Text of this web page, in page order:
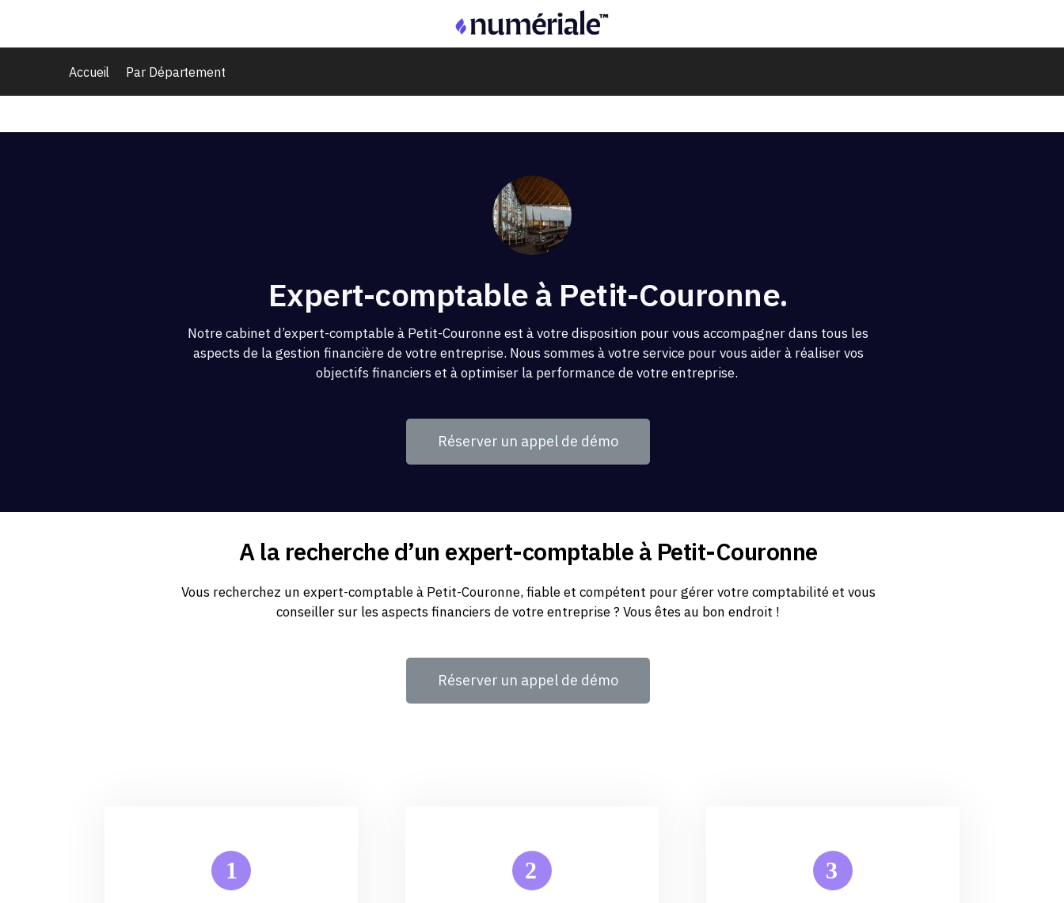
Accueil Par Département
Expert-comptable à Petit-Couronne.
Notre cabinet d’expert-comptable à Petit-Couronne est à votre disposition pour vous accompagner dans tous les
aspects de la gestion financière de votre entreprise. Nous sommes à votre service pour vous aider à réaliser vos
objectifs financiers et à optimiser la performance de votre entreprise.
Réserver un appel de démo
A la recherche d’un expert-comptable à Petit-Couronne
Vous recherchez un expert-comptable à Petit-Couronne, fiable et compétent pour gérer votre comptabilité et vous
conseiller sur les aspects financiers de votre entreprise ? Vous êtes au bon endroit !
Réserver un appel de démo
1 2 3